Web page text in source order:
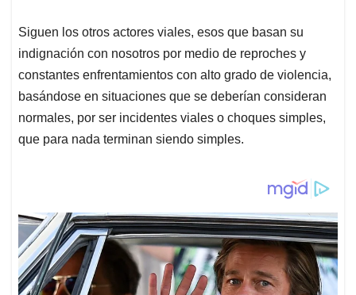
Siguen los otros actores viales, esos que basan su
indignación con nosotros por medio de reproches y
constantes enfrentamientos con alto grado de violencia,
basándose en situaciones que se deberían consideran
normales, por ser incidentes viales o choques simples,
que para nada terminan siendo simples.